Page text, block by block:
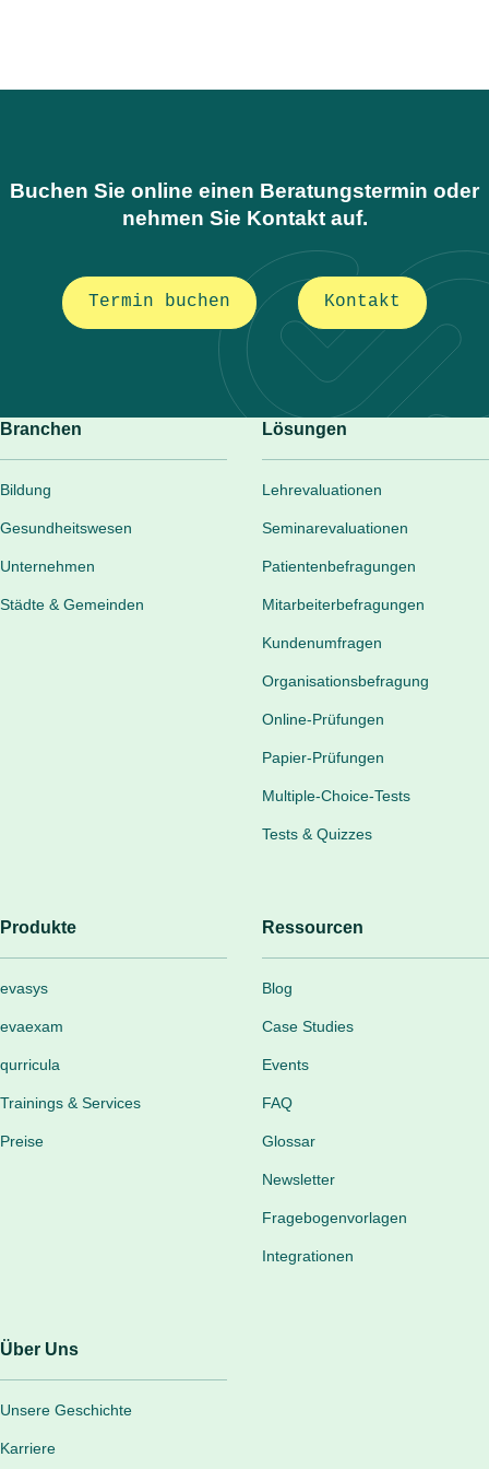
Buchen Sie online einen Beratungstermin oder
nehmen Sie Kontakt auf.
Termin buchen Kontakt
Branchen
Bildung
Gesundheitswesen
Unternehmen
Städte & Gemeinden
Lösungen
Lehrevaluationen
Seminarevaluationen
Patientenbefragungen
Mitarbeiterbefragungen
Kundenumfragen
Organisationsbefragung
Online-Prüfungen
Papier-Prüfungen
Multiple-Choice-Tests
Tests & Quizzes
Produkte
evasys
evaexam
qurricula
Trainings & Services
Preise
Ressourcen
Blog
Case Studies
Events
FAQ
Glossar
Newsletter
Fragebogenvorlagen
Integrationen
Über Uns
Unsere Geschichte
Karriere